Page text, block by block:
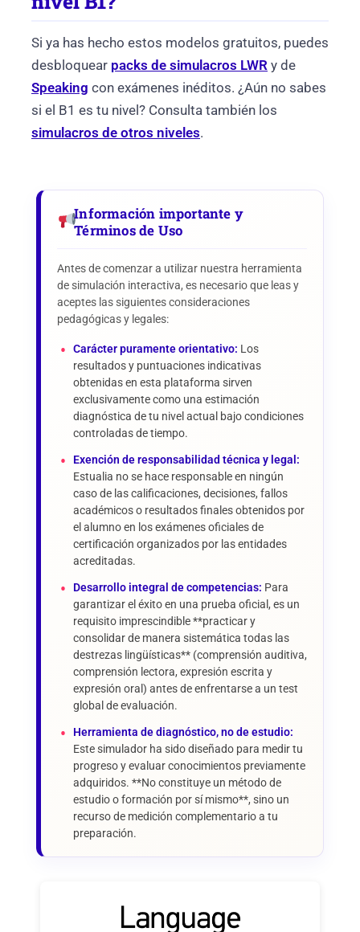
Si ya has hecho estos modelos gratuitos, puedes
desbloquear packs de simulacros LWR y de
Speaking con exámenes inéditos. ¿Aún no sabes
si el B1 es tu nivel? Consulta también los
simulacros de otros niveles.
Información importante y
Términos de Uso
Antes de comenzar a utilizar nuestra herramienta
de simulación interactiva, es necesario que leas y
aceptes las siguientes consideraciones
pedagógicas y legales:
Carácter puramente orientativo: Los
resultados y puntuaciones indicativas
obtenidas en esta plataforma sirven
exclusivamente como una estimación
diagnóstica de tu nivel actual bajo condiciones
controladas de tiempo.
Exención de responsabilidad técnica y legal:
Estualia no se hace responsable en ningún
caso de las calificaciones, decisiones, fallos
académicos o resultados finales obtenidos por
el alumno en los exámenes oficiales de
certificación organizados por las entidades
acreditadas.
Desarrollo integral de competencias: Para
garantizar el éxito en una prueba oficial, es un
requisito imprescindible **practicar y
consolidar de manera sistemática todas las
destrezas lingüísticas** (comprensión auditiva,
comprensión lectora, expresión escrita y
expresión oral) antes de enfrentarse a un test
global de evaluación.
Herramienta de diagnóstico, no de estudio:
Este simulador ha sido diseñado para medir tu
progreso y evaluar conocimientos previamente
adquiridos. **No constituye un método de
estudio o formación por sí mismo**, sino un
recurso de medición complementario a tu
preparación.